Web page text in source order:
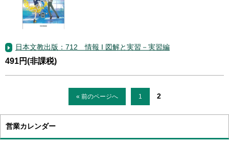
日本文教出版：712 情報 I 図解と実習－実習編
491円(非課税)
« 前のページへ 1 2
営業カレンダー